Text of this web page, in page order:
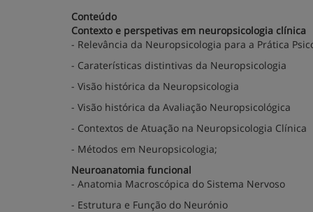
Conteúdo
Contexto e perspetivas em neuropsicologia clínica
- Relevância da Neuropsicologia para a Prática
- Caraterísticas distintivas da Neuropsicologia
- Visão histórica da Neuropsicologia
- Visão histórica da Avaliação Neuropsicológica
- Contextos de Atuação na Neuropsicologia Clínica
- Métodos em Neuropsicologia;
Neuroanatomia funcional
- Anatomia Macroscópica do Sistema Nervoso
- Estrutura e Função do Neurónio